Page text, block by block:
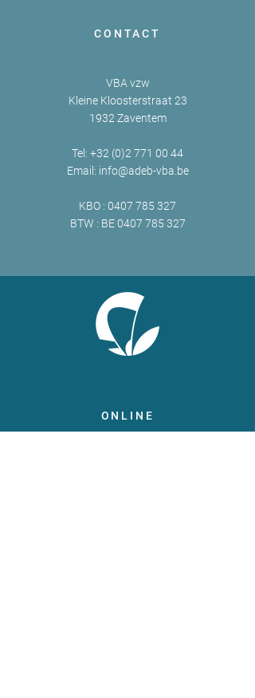
CONTACT
VBA vzw
Kleine Kloosterstraat 23
1932 Zaventem
Tel: +32 (0)2 771 00 44
Email: info@adeb-vba.be
KBO : 0407 785 327
BTW : BE0407 785 327
ONLINE